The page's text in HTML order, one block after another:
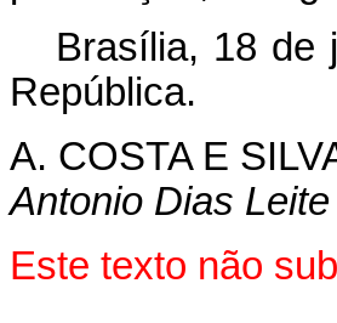
Brasília, 18 de
República.
A. COSTA E
Antonio Dias
Este texto não